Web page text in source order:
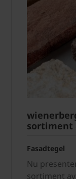
sortiment
Fasadtegel
Nu
sortiment